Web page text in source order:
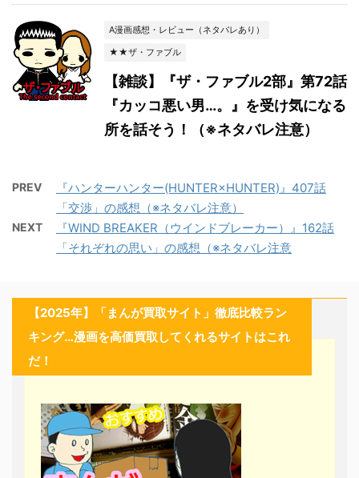
A漫画感想・レビュー（ネタバレあり）
★★ザ・ファブル
【雑談】『ザ・ファブル2部』第72話
『カッコ悪い男…。』を受け気になる
所を話そう！（※ネタバレ注意）
PREV
『ハンターハンター(HUNTER×HUNTER)』407話
「交渉」の感想（※ネタバレ注意）
NEXT
『WIND BREAKER（ウインドブレーカー）』162話
「それぞれの思い」の感想（※ネタバレ注意
【2025年】「まんが買取サイト」徹底比較ラン
キング…漫画を高価買取してくれるサイトはこれ
だ！